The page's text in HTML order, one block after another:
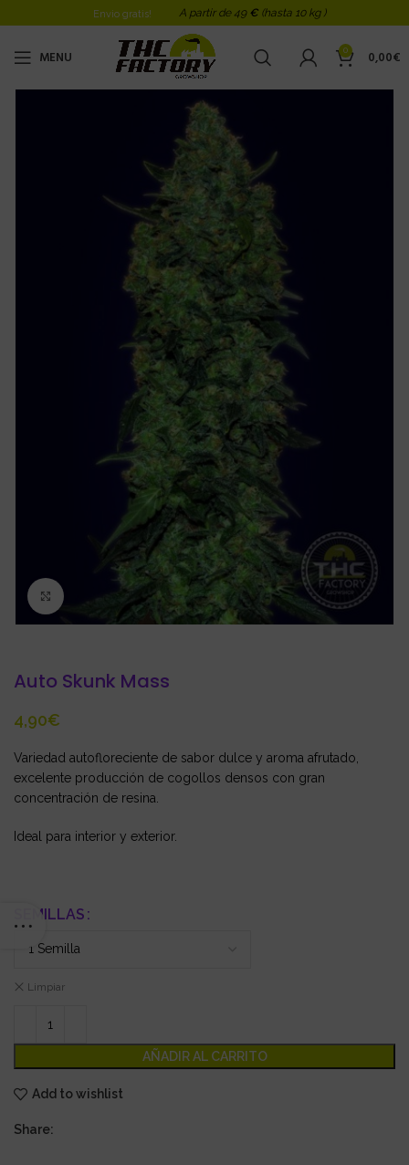
Envio gratis! A partir de 49 € (hasta 10 kg )
MENU 0 0,00€
Click to enlarge
Auto Skunk Mass
€
Variedad autofloreciente de sabor dulce y aroma afrutado,
excelente producción de cogollos densos con gran
concentración de resina.
Ideal para interior y exterior.
SEMILLAS
Limpiar
AÑADIR AL CARRITO
Add to wishlist
Share: